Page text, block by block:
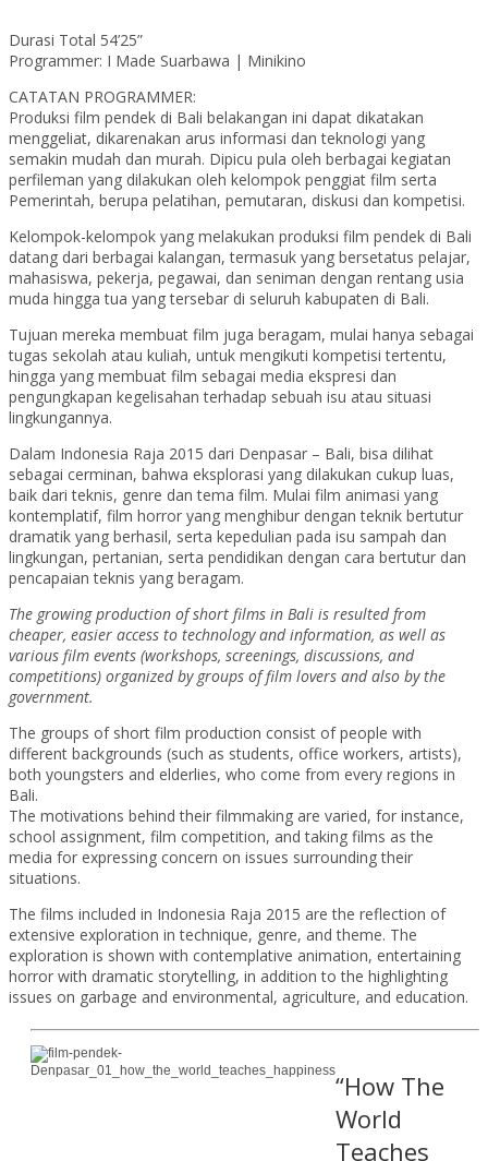
Durasi Total 54’25”
Programmer: I Made Suarbawa | Minikino
CATATAN PROGRAMMER:
Produksi film pendek di Bali belakangan ini dapat dikatakan
menggeliat, dikarenakan arus informasi dan teknologi yang
semakin mudah dan murah. Dipicu pula oleh berbagai kegiatan
perfileman yang dilakukan oleh kelompok penggiat film serta
Pemerintah, berupa pelatihan, pemutaran, diskusi dan kompetisi.
Kelompok-kelompok yang melakukan produksi film pendek di Bali
datang dari berbagai kalangan, termasuk yang bersetatus pelajar,
mahasiswa, pekerja, pegawai, dan seniman dengan rentang usia
muda hingga tua yang tersebar di seluruh kabupaten di Bali.
Tujuan mereka membuat film juga beragam, mulai hanya sebagai
tugas sekolah atau kuliah, untuk mengikuti kompetisi tertentu,
hingga yang membuat film sebagai media ekspresi dan
pengungkapan kegelisahan terhadap sebuah isu atau situasi
lingkungannya.
Dalam Indonesia Raja 2015 dari Denpasar – Bali, bisa dilihat
sebagai cerminan, bahwa eksplorasi yang dilakukan cukup luas,
baik dari teknis, genre dan tema film. Mulai film animasi yang
kontemplatif, film horror yang menghibur dengan teknik bertutur
dramatik yang berhasil, serta kepedulian pada isu sampah dan
lingkungan, pertanian, serta pendidikan dengan cara bertutur dan
pencapaian teknis yang beragam.
The growing production of short films in Bali is resulted from
cheaper, easier access to technology and information, as well as
various film events (workshops, screenings, discussions, and
competitions) organized by groups of film lovers and also by the
government.
The groups of short film production consist of people with
different backgrounds (such as students, office workers, artists),
both youngsters and elderlies, who come from every regions in
Bali.
The motivations behind their filmmaking are varied, for instance,
school assignment, film competition, and taking films as the
media for expressing concern on issues surrounding their
situations.
The films included in Indonesia Raja 2015 are the reflection of
extensive exploration in technique, genre, and theme. The
exploration is shown with contemplative animation, entertaining
horror with dramatic storytelling, in addition to the highlighting
issues on garbage and environmental, agriculture, and education.
“How The
World
Teaches